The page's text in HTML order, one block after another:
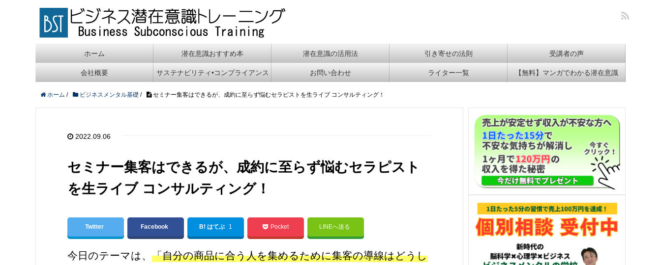
ホーム 潜在意識おすすめ本 潜在意識の活用法 引き寄せの法則 受講者の声
会社概要 サステナビリティ•コンプライアンス お問い合わせ ライター一覧 【無料】マンガでわかる潜在意識
ホーム / ビジネスメンタル基礎 / セミナー集客はできるが、成約に至らず悩むセラピストを生ライブ コンサルティング！
2022.09.06
セミナー集客はできるが、成約に至らず悩むセラピスト
を生ライブ コンサルティング！
Twitter Facebook B! はてぶ 1 Pocket LINEへ送る
今日のテーマは、 「自分の商品に合う人を集めるために集客の導線はどうし